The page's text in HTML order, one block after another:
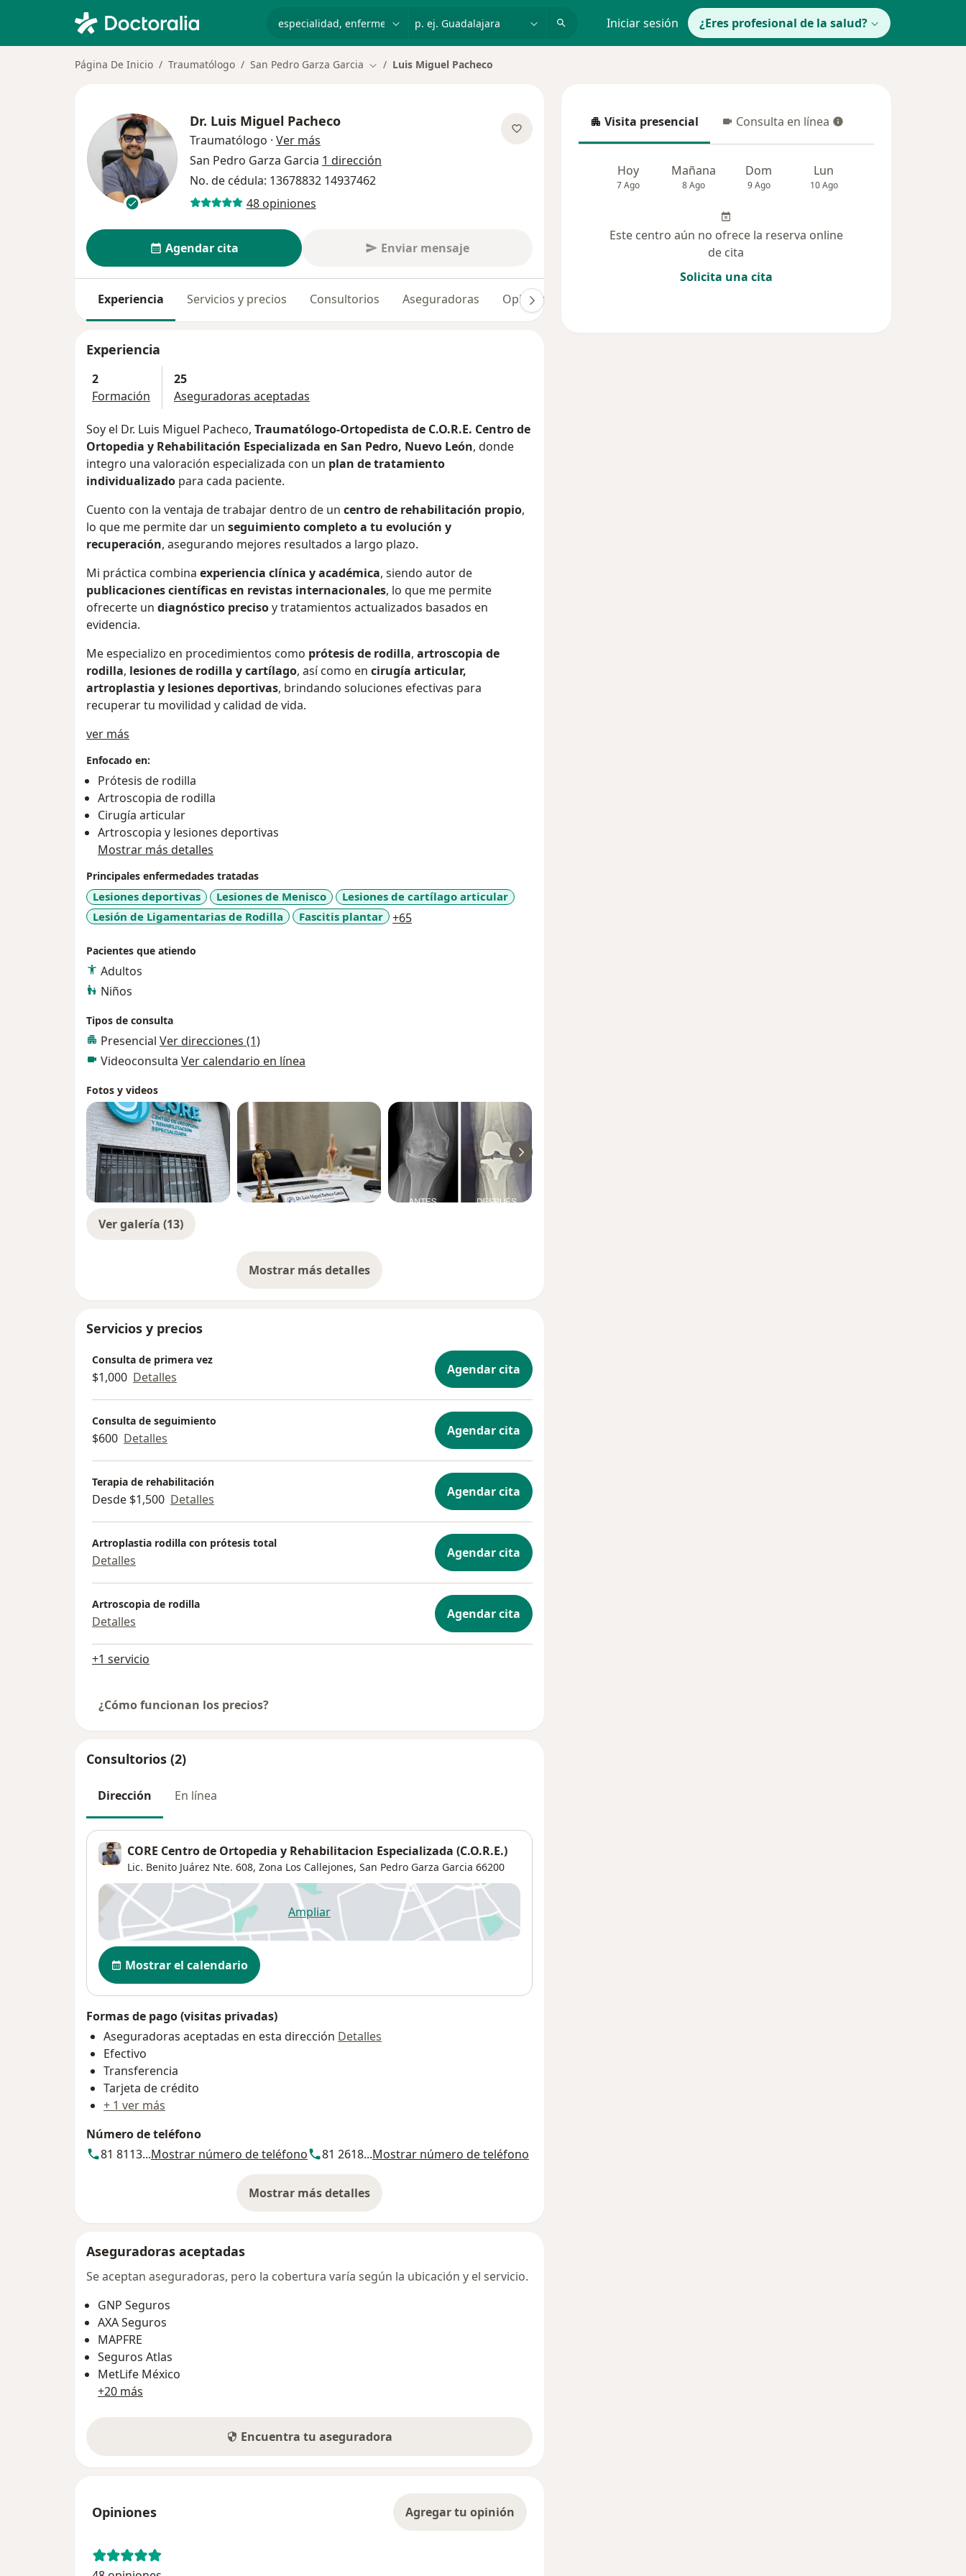
Iniciar sesión ¿Eres profesional de la salud?
Página De Inicio Traumatólogo San Pedro Garza Garcia Cambiar de ciudad
Luis Miguel Pacheco
Dr. Luis Miguel Pacheco
Traumatólogo · Ver más
San Pedro Garza Garcia 1 dirección
No. de cédula: 13678832 14937462
48 opiniones
Agendar cita Enviar mensaje
Experiencia Servicios y precios Consultorios Aseguradoras Opiniones (48)
Experiencia
2
Formación
25
Aseguradoras aceptadas
Soy el Dr. Luis Miguel Pacheco, Traumatólogo-Ortopedista de C.O.R.E. Centro de
Ortopedia y Rehabilitación Especializada en San Pedro, Nuevo León, donde
integro una valoración especializada con un plan de tratamiento
individualizado para cada paciente.
Cuento con la ventaja de trabajar dentro de un centro de rehabilitación propio,
lo que me permite dar un seguimiento completo a tu evolución y
recuperación, asegurando mejores resultados a largo plazo.
Mi práctica combina experiencia clínica y académica, siendo autor de
publicaciones científicas en revistas internacionales, lo que me permite
ofrecerte un diagnóstico precisoy tratamientos actualizados basados en
evidencia.
Me especializo en procedimientos como prótesis de rodilla, artroscopia de
rodilla, lesiones de rodilla y cartílago, así como en cirugía articular,
artroplastia y lesiones deportivas, brindando soluciones efectivas para
recuperar tu movilidad y calidad de vida.
ver más
Enfocado en:
Prótesis de rodilla
Artroscopia de rodilla
Cirugía articular
Artroscopia y lesiones deportivas
Mostrar más detalles
Principales enfermedades tratadas
Lesiones deportivas Lesiones de Menisco
Lesiones de cartílago articular
Lesión de Ligamentarias de Rodilla
Fascitis plantar +65a11y_sr_more_diseases
Pacientes que atiendo
Adultos
Niños
Tipos de consulta
Presencial Ver direcciones (1)
Videoconsulta Ver calendario en línea
Fotos y videos
Ver galería (13)
Mostrar más detalles
sobre la experiencia
Servicios y precios
Consulta de primera vez
$1,000 Detalles Agendar cita
Consulta de seguimiento
$600 Detalles Agendar cita
Terapia de rehabilitación
Desde $1,500 Detalles Agendar cita
Artroplastia rodilla con prótesis total
Detalles Agendar cita
Artroscopia de rodilla
Detalles Agendar cita
+1 servicio
¿Cómo funcionan los precios?
Consultorios (2)
Dirección En línea
CORE Centro de Ortopedia y Rehabilitacion Especializada (C.O.R.E.)
Lic. Benito Juárez Nte. 608, Zona Los Callejones, San Pedro Garza Garcia 66200
Ampliarse abre en una nueva pestaña
Disponibilidad
Mostrar el calendario
Formas de pago (visitas privadas)
Aseguradoras aceptadas en esta dirección Detalles
Efectivo
Transferencia
Tarjeta de crédito
+ 1 ver más
Número de teléfono
81 8113...Mostrar número de teléfono 81 2618...Mostrar número de teléfono
Mostrar más detalles
sobre la dirección
Aseguradoras aceptadas
Se aceptan aseguradoras, pero la cobertura varía según la ubicación y el servicio.
GNP Seguros
AXA Seguros
MAPFRE
Seguros Atlas
MetLife México
+20 más
Encuentra tu aseguradora
Opiniones Agregar tu opinión
Visita presencial
Visita presencial Consulta en línea
Consulta en línea
Hoy
7 Ago
Mañana
8 Ago
Dom
9 Ago
Lun
10 Ago
Este centro aún no ofrece la reserva online
de cita
Solicita una cita